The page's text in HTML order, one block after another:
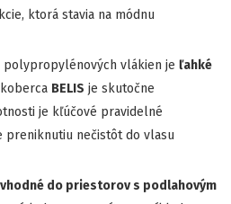
ktorá stavia na módnu
polypropylénových vlákien je ľahké
BELIS je skutočne
je kľúčové pravidelné
preniknutiu nečistôt do vlasu
vhodné do priestorov s podlahovým